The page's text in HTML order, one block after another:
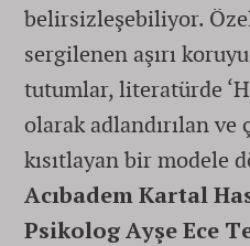
belirsizleşebiliyor.
sergilenen aşırı
tutumlar, literatürde
olarak adlandırılan
kısıtlayan bir modele
Acıbadem Kartal
Psikolog Ayşe Ece